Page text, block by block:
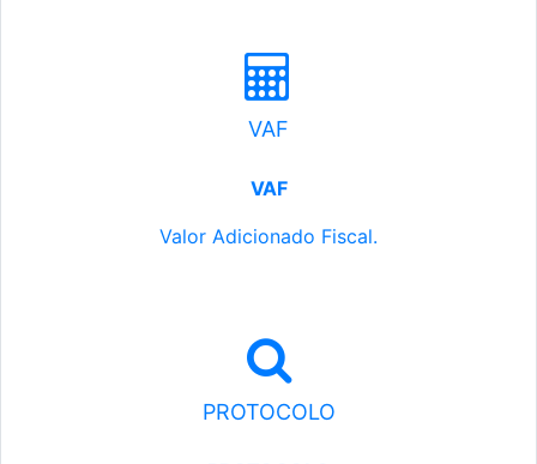
VAF
VAF
Valor Adicionado Fiscal.
PROTOCOLO